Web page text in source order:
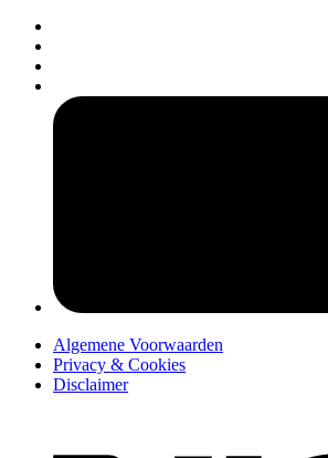
Algemene Voorwaarden
Privacy & Cookies
Disclaimer